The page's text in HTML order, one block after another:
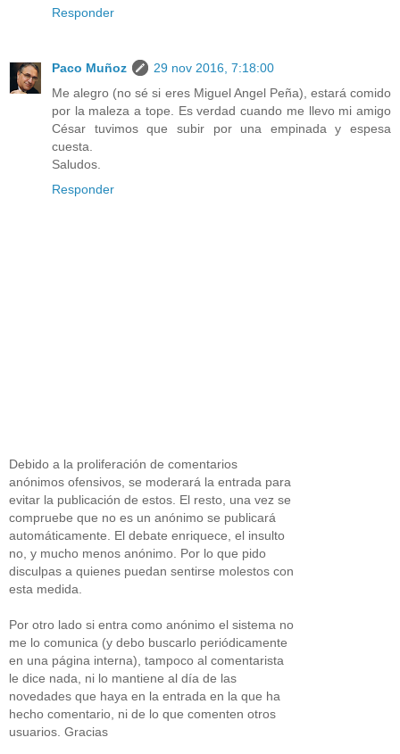
Responder
Paco Muñoz
29 nov 2016, 7:18:00
Me alegro (no sé si eres Miguel Angel Peña), estará comido
por la maleza a tope. Es verdad cuando me llevo mi amigo
César tuvimos que subir por una empinada y espesa
cuesta.
Saludos.
Responder
Debido a la proliferación de comentarios
anónimos ofensivos, se moderará la entrada para
evitar la publicación de estos. El resto, una vez se
compruebe que no es un anónimo se publicará
automáticamente. El debate enriquece, el insulto
no, y mucho menos anónimo. Por lo que pido
disculpas a quienes puedan sentirse molestos con
esta medida.
Por otro lado si entra como anónimo el sistema no
me lo comunica (y debo buscarlo periódicamente
en una página interna), tampoco al comentarista
le dice nada, ni lo mantiene al día de las
novedades que haya en la entrada en la que ha
hecho comentario, ni de lo que comenten otros
usuarios. Gracias